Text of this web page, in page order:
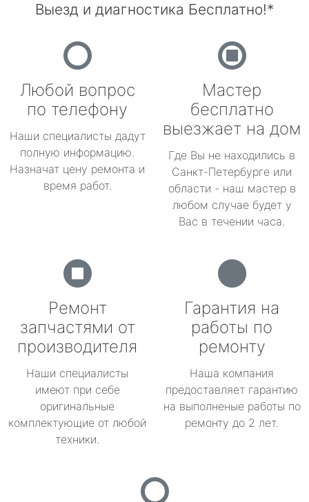
Выезд и диагностика Бесплатно!*
Любой вопрос
по телефону
Наши специалисты дадут
полную информацию.
Назначат цену ремонта и
время работ.
Мастер
бесплатно
выезжает на дом
Где Вы не находились в
Санкт-Петербурге или
области - наш мастер в
любом случае будет у
Вас в течении часа.
Ремонт
запчастями от
производителя
Наши специалисты
имеют при себе
оригинальные
комплектующие от любой
техники.
Гарантия на
работы по
ремонту
Наша компания
предоставляет гарантию
на выполненые работы по
ремонту до 2 лет.